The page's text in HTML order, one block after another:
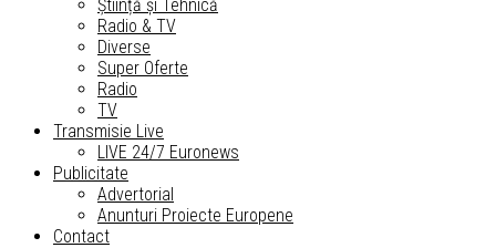
Știință și Tehnică
Radio & TV
Diverse
Super Oferte
Radio
TV
Transmisie Live
LIVE 24/7 Euronews
Publicitate
Advertorial
Anunturi Proiecte Europene
Contact